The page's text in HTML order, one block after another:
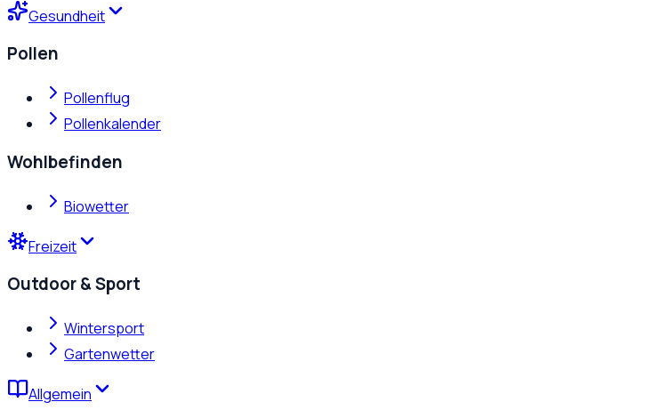
Gesundheit
Pollen
Pollenflug
Pollenkalender
Wohlbefinden
Biowetter
Freizeit
Outdoor & Sport
Wintersport
Gartenwetter
Allgemein